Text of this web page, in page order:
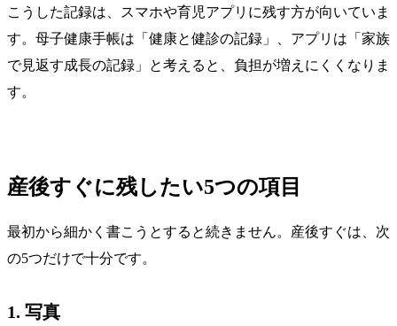
こうした記録は、スマホや育児アプリに残す方が向いていま
す。母子健康手帳は「健康と健診の記録」、アプリは「家族
で見返す成長の記録」と考えると、負担が増えにくくなりま
す。
産後すぐに残したい5つの項目
最初から細かく書こうとすると続きません。産後すぐは、次
の5つだけで十分です。
1. 写真